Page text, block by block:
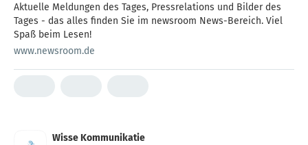
Aktuelle Meldungen des Tages, Pressrelations und Bilder des
Tages - das alles finden Sie im newsroom News-Bereich. Viel
Spaß beim Lesen!
www.newsroom.de
Wisse Kommunikatie